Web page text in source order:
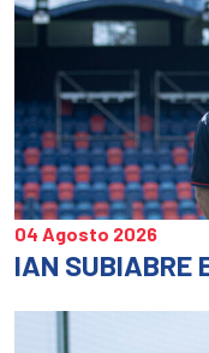
04 Agosto 2026
IAN SUBIABRE